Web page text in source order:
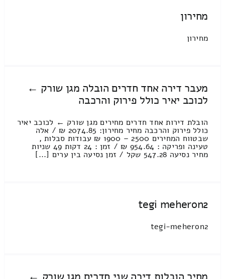
מחירון
מחירון
מעבר דירה אחד חדרים הובלה מגן שורק ←
לכוכב יאיר כולל פירוק והרכבה
הובלת דירות אחד חדרים מחירים מגן שורק ← לכוכב יאיר
כולל פירוק והרכבה מחיר מחירון: 2074.85 ₪ / אלה
שבטווח המחירים 2500 – 1900 ₪ עבודות סבלות ,
טעינה ופריקה : 954.64 ₪ / זמן : 24 דקות 49 שניות
מחיר נסיעה 547.28 שקל / זמן נסיעה בין ערים [...]
tegi meheron2
tegi-meheron2